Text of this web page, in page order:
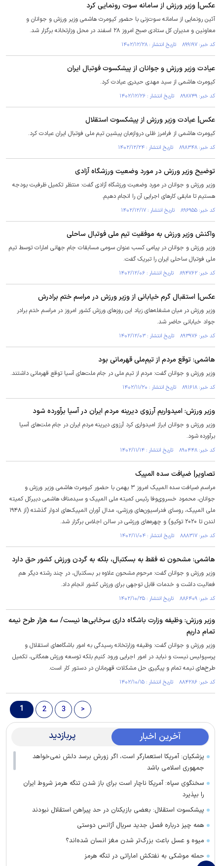
عکس| وزیر ورزش از سامانه سوت رونمایی کرد
آئین رونمایی از سامانه سوت‌زنی با حضور کیومرث هاشمی وزیر ورزش و جوانان و
معاونین و مدیران کل ستادی صبح امروز ۲۸ اسفند در محل وزارتخانه برگزار شد.
کد خبر: ۸۹۹۱۹۷ تاریخ انتشار : ۱۴۰۲/۱۲/۲۸
عیادت وزیر ورزش و جوانان از پیشکسوت فوتبال ایران
کیومرث هاشمی از سید مهدی حیدری عیادت کرد.
کد خبر: ۸۹۸۷۴۹ تاریخ انتشار : ۱۴۰۲/۱۲/۲۶
عکس‌| عیادت وزیر ورزش از پیشکسوت استقلال
کیومرث هاشمی از فرامرز ظلی دروازه‌بان پیشین تیم ملی فوتبال ایران عیادت کرد.
کد خبر: ۸۹۸۳۴۸ تاریخ انتشار : ۱۴۰۲/۱۲/۲۴
توضیح وزیر ورزش در مورد وضعیت ورزشگاه آزادی
وزیر ورزش و جوانان در مورد وضعیت ورزشگاه آزادی گفت: منتظر تکمیل ظرفیت بودجه
هستیم تا مابقی کار‌های اجرایی آن را انجام دهیم.
کد خبر: ۸۹۶۹۵۵ تاریخ انتشار : ۱۴۰۲/۱۲/۱۷
واکنش وزیر ورزش به موفقیت تیم ملی فوتبال ساحلی
وزیر ورزش و جوانان در پیامی کسب عنوان سومی مسابقات جام جهانی امارات توسط تیم
ملی فوتبال ساحلی ایران را تبریک گفت.
کد خبر: ۸۹۴۷۶۲ تاریخ انتشار : ۱۴۰۲/۱۲/۰۶
عکس‌| استقبال گرم خیابانی از وزیر ورزش در مراسم ختم برادرش
وزیر ورزش در میان مشغله‌های زیاد این روزهای ورزش کشور امروز در مراسم ختم برادر
جواد خیابانی حاضر شد.
کد خبر: ۸۹۳۹۷۶ تاریخ انتشار : ۱۴۰۲/۱۲/۰۳
هاشمی: توقع مردم از تیم‌ملی قهرمانی بود
وزیر ورزش و جوانان گفت: مردم از تیم ملی در جام ملت‌های آسیا توقع قهرمانی داشتند.
کد خبر: ۸۹۱۶۱۸ تاریخ انتشار : ۱۴۰۲/۱۱/۲۰
وزیر ورزش: امیدواریم آرزوی دیرینه مردم ایران در آسیا برآورده شود
وزیر ورزش و جوانان ابراز امیدواری کرد آرزوی دیرینه مردم ایران در جام ملت‌های آسیا
برآورده شود.
کد خبر: ۸۹۰۴۴۸ تاریخ انتشار : ۱۴۰۲/۱۱/۱۴
تصاویر| ضیافت سده المپیک
مراسم ضیافت سده المپیک امروز ۳ بهمن با حضور کیومرث هاشمی وزیر ورزش و
جوانان، محمود خسروی‌وفا رئیس کمیته ملی المپیک و سیدمناف هاشمی دبیرکل کمیته
ملی المپیک، روسای فدراسیون‌های ورزشی، مدال آوران المپیک‌های ادوار گذشته (از ۱۹۴۸
لندن تا ۲۰۲۰ توکیو) و چهره‌های ورزشی در سالن اجلاس برگزار شد.
کد خبر: ۸۸۸۳۱۷ تاریخ انتشار : ۱۴۰۲/۱۱/۰۴
هاشمی: مشحون نه فقط به بسکتبال، بلکه به گردن ورزش کشور حق دارد
وزیر ورزش و جوانان گفت: مرحوم مشحون علاوه بر بسکتبال، در چند رشته دیگر هم
فعالیت داشت و خدمات قابل توجهی برای ورزش کشور انجام داد.
کد خبر: ۸۸۶۴۰۹ تاریخ انتشار : ۱۴۰۲/۱۰/۲۵
وزیر ورزش: وظیفه وزارت باشگاه داری سرخابی‌ها نیست/ سه هزار طرح نیمه
تمام داریم
وزیر ورزش و جوانان گفت: وظیفه وزارتخانه رسیدگی به امور باشگاه‌های استقلال و
پرسپولیس نیست و نباید در امور اجرایی ورود کنیم بلکه توسعه ورزش همگانی، تکمیل
طرح‌های نیمه تمام و پیگیری حل مشکلات قهرمانان در دستور کار است.
کد خبر: ۸۸۴۲۸۶ تاریخ انتشار : ۱۴۰۲/۱۰/۱۵
1 2 3 >
آخرین اخبار پربازدید
پزشکیان: آمریکا استعمارگر است، اگر زورش برسد دلش نمی‌خواهد
جمهوری اسلامی باشد
سخنگوی سپاه: آمریکا ناچار است برای باز شدن تنگه هرمز شروط ایران
را بپذیرد
پیشکسوت استقلال: بعضی بازیکنان در حد پیراهن استقلال نبودند
همه چیز درباره فصل جدید سریال آژانس دوستی
میوه و عسل باعث بزرگ‌تر شدن مغز انسان شده‌اند؟
حمله موشکی به نفتکش اماراتی در تنگه هرمز